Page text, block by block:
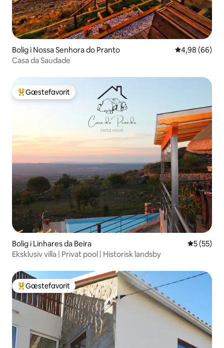
Bolig i Nossa Senhora do Pranto 4,98 ud af 5 i
4,98 (66)
Casa da Saudade
Bedste gæstefavorit
Gæstefavorit
Bolig i Linhares da Beira 5 ud af 5 i
5 (55)
Eksklusiv villa | Privat pool | Historisk landsby
Bedste gæstefavorit
Gæstefavorit